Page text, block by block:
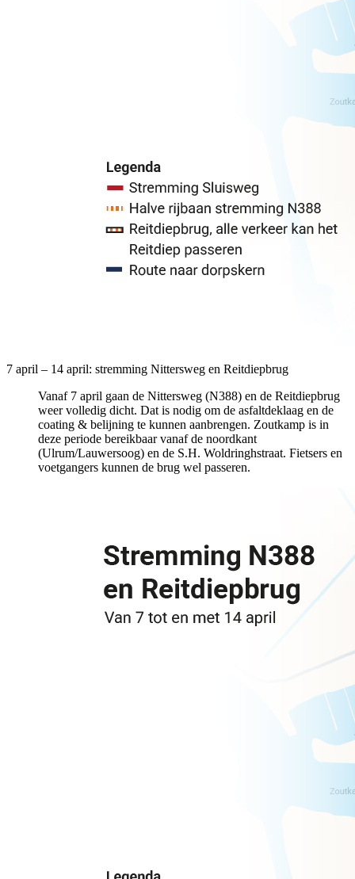
7 april – 14 april: stremming Nittersweg en Reitdiepbrug
Vanaf 7 april gaan de Nittersweg (N388) en de Reitdiepbrug
weer volledig dicht. Dat is nodig om de asfaltdeklaag en de
coating & belijning te kunnen aanbrengen. Zoutkamp is in
deze periode bereikbaar vanaf de noordkant
(Ulrum/Lauwersoog) en de S.H. Woldringhstraat. Fietsers en
voetgangers kunnen de brug wel passeren.